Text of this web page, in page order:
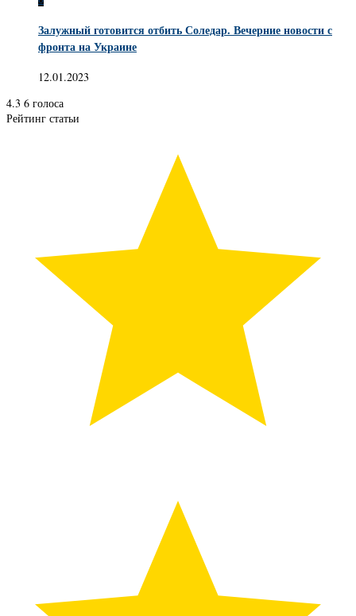
Залужный готовится отбить Соледар. Вечерние новости с
фронта на Украине
12.01.2023
4.3 6 голоса
Рейтинг статьи